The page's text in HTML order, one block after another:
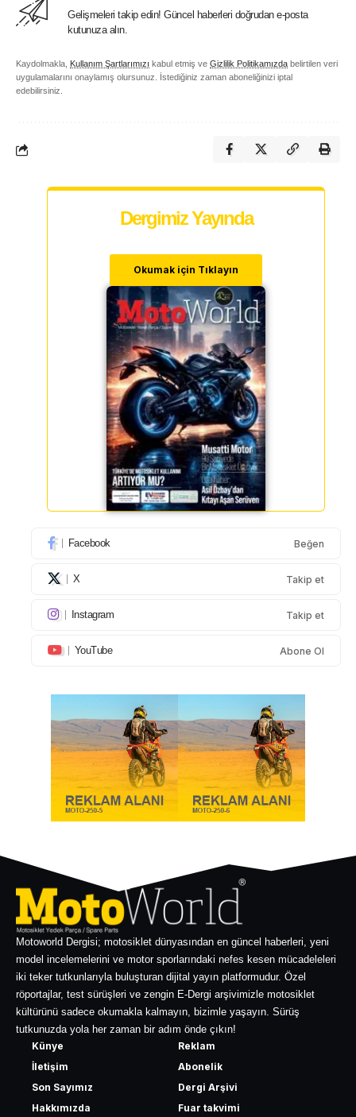
Gelişmeleri takip edin! Güncel haberleri doğrudan e-posta
kutunuza alın.
Kaydolmakla, Kullanım Şartlarımızı kabul etmiş ve Gizlilik Politikamızda belirtilen veri
uygulamalarını onaylamış olursunuz. İstediğiniz zaman aboneliğinizi iptal
edebilirsiniz.
Dergimiz Yayında
Okumak için Tıklayın
Facebook Beğen
X Takip et
Instagram Takip et
YouTube Abone Ol
Motoworld Dergisi; motosiklet dünyasından en güncel haberleri, yeni
model incelemelerini ve motor sporlarındaki nefes kesen mücadeleleri
iki teker tutkunlarıyla buluşturan dijital yayın platformudur. Özel
röportajlar, test sürüşleri ve zengin E-Dergi arşivimizle motosiklet
kültürünü sadece okumakla kalmayın, bizimle yaşayın. Sürüş
tutkunuzda yola her zaman bir adım önde çıkın!
Künye
İletişim
Son Sayımız
Hakkımızda
Reklam
Abonelik
Dergi Arşivi
Fuar takvimi